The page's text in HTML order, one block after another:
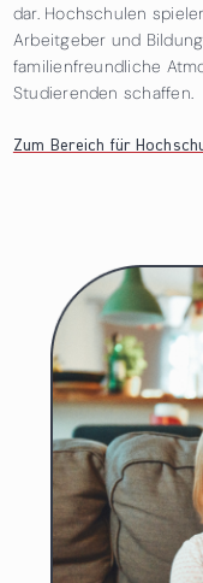
dar. Hochschulen
Arbeitgeber und
familienfreundliche
Studierenden schaffen.
Zum Bereich für